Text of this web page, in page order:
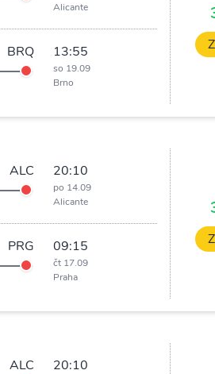
Alicante
BRQ 13:55
so 19.09
Brno
ALC 20:10
po 14.09
Alicante
PRG 09:15
čt 17.09
Praha
ALC 20:10